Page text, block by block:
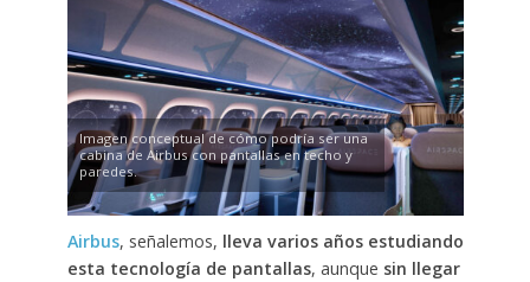
Imagen conceptual de cómo podría ser una
cabina de Airbus con pantallas en techo y
paredes.
Airbus, señalemos, lleva varios años estudiando
esta tecnología de pantallas, aunque sin llegar